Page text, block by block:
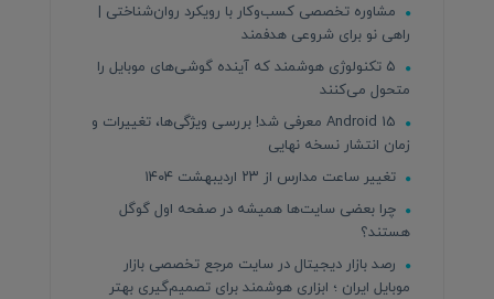
مشاوره تخصصی کسب‌وکار با رویکرد روان‌شناختی |
راهی نو برای شروعی هدفمند
۵ تکنولوژی هوشمند که آینده گوشی‌های موبایل را
متحول می‌کنند
Android 15 معرفی شد! بررسی ویژگی‌ها، تغییرات و
زمان انتشار نسخه نهایی
تغییر ساعت مدارس از ۲۳ اردیبهشت ۱۴۰۴
چرا بعضی سایت‌ها همیشه در صفحه اول گوگل
هستند؟
رصد بازار دیجیتال در سایت مرجع تخصصی بازار
موبایل ایران ؛ ابزاری هوشمند برای تصمیم‌گیری بهتر